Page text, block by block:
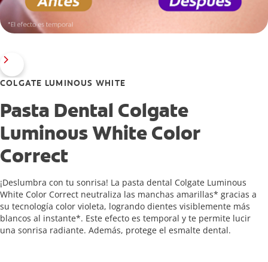
COLGATE LUMINOUS WHITE
Pasta Dental Colgate
Luminous White Color
Correct
¡Deslumbra con tu sonrisa! La pasta dental Colgate Luminous
White Color Correct neutraliza las manchas amarillas* gracias a
su tecnología color violeta, logrando dientes visiblemente más
blancos al instante*. Este efecto es temporal y te permite lucir
una sonrisa radiante. Además, protege el esmalte dental.